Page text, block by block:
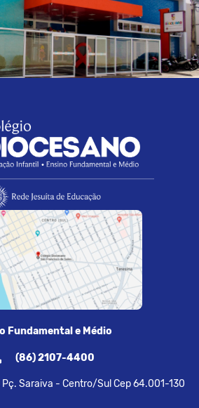
Fundamental e Médio
(86) 2107-4400
Pç. Saraiva - Centro/Sul Cep 64.001-130